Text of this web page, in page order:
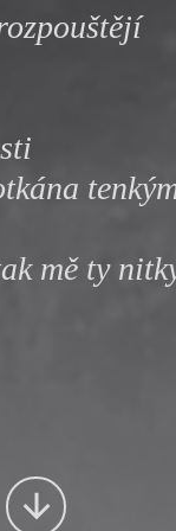
Výroční ceny
mě ty